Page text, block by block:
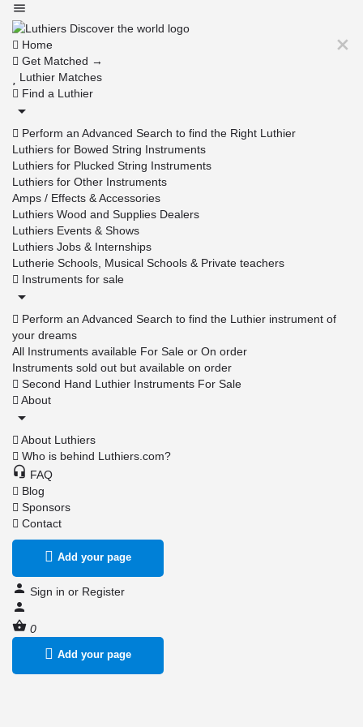
Home
Get Matched →
Luthier Matches
Find a Luthier
Perform an Advanced Search to find the Right Luthier
Luthiers for Bowed String Instruments
Luthiers for Plucked String Instruments
Luthiers for Other Instruments
Amps / Effects & Accessories
Luthiers Wood and Supplies Dealers
Luthiers Events & Shows
Luthiers Jobs & Internships
Lutherie Schools, Musical Schools & Private teachers
Instruments for sale
Perform an Advanced Search to find the Luthier instrument of
your dreams
All Instruments available For Sale or On order
Instruments sold out but available on order
Second Hand Luthier Instruments For Sale
About
About Luthiers
Who is behind Luthiers.com?
FAQ
Blog
Sponsors
Contact
Add your page
Sign in or Register
0
Add your page